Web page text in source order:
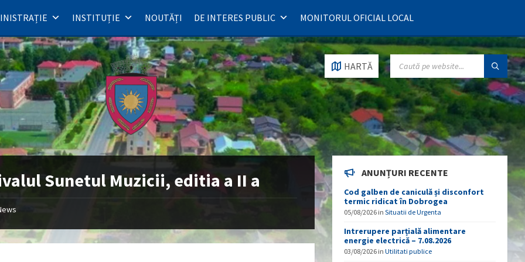
INSTITUȚIE NOUTĂȚI DE INTERES PUBLIC MONITORUL OFICIAL LOCAL
HARTĂ
SEARCH:
Sunetul Muzicii, editia a II a ANUNȚURI RECENTE
Cod galben de caniculă și disconfort
termic ridicat în Dobrogea
05/08/2026 inSituatii de Urgenta
Intrerupere parțială alimentare
energie electrică – 7.08.2026
03/08/2026 inUtilitati publice